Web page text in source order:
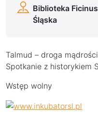
Biblioteka Ficinus
Śląska
Talmud – droga
Spotkanie z historykiem
Wstęp wolny